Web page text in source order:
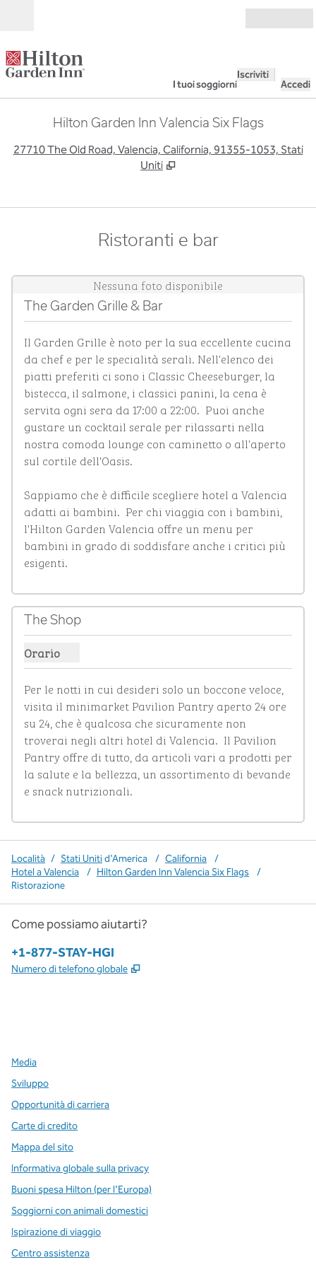
I tuoi soggiorni
Iscriviti
Accedi
Hilton Garden Inn Valencia Six Flags
27710 The Old Road, Valencia, California, 91355-1053, Stati
Uniti
Ristoranti e bar
Nessuna foto disponibile
The Garden Grille & Bar
Il Garden Grille è noto per la sua eccellente cucina
da chef e per le specialità serali. Nell'elenco dei
piatti preferiti ci sono i Classic Cheeseburger, la
bistecca, il salmone, i classici panini, la cena è
servita ogni sera da 17:00 a 22:00.  Puoi anche
gustare un cocktail serale per rilassarti nella
nostra comoda lounge con caminetto o all'aperto
sul cortile dell'Oasis.
Sappiamo che è difficile scegliere hotel a Valencia
adatti ai bambini.  Per chi viaggia con i bambini,
l'Hilton Garden Valencia offre un menu per
bambini in grado di soddisfare anche i critici più
esigenti.
The Shop
Orario
Mostra le ore per The Shop
Per le notti in cui desideri solo un boccone veloce,
visita il minimarket Pavilion Pantry aperto 24 ore
su 24, che è qualcosa che sicuramente non
troverai negli altri hotel di Valencia.  Il Pavilion
Pantry offre di tutto, da articoli vari a prodotti per
la salute e la bellezza, un assortimento di bevande
e snack nutrizionali.
Località / Stati Uniti d'America / California
/
Hotel a Valencia
/ Hilton Garden Inn Valencia Six Flags
/
Ristorazione
Come possiamo aiutarti?
Telefono:
+1-877-STAY-HGI
Numero di telefono globale ,
Media
Sviluppo
Opportunità di carriera
Carte di credito
Mappa del sito
Informativa globale sulla privacy
Buoni spesa Hilton (per l’Europa)
Soggiorni con animali domestici
Ispirazione di viaggio
Centro assistenza